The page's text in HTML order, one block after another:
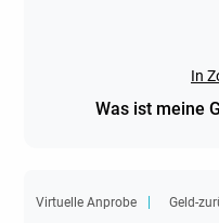
In
Was ist meine
Virtuelle Anprobe Geld-